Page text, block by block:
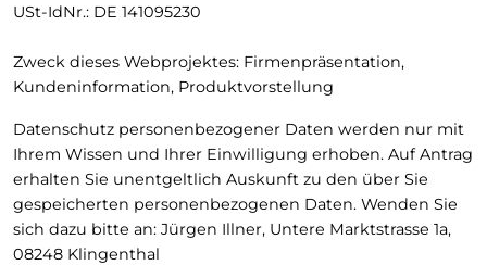
USt-IdNr.: DE 141095230
Zweck dieses Webprojektes: Firmenpräsentation,
Kundeninformation, Produktvorstellung
Datenschutz personenbezogener Daten werden nur mit
Ihrem Wissen und Ihrer Einwilligung erhoben. Auf Antrag
erhalten Sie unentgeltlich Auskunft zu den über Sie
gespeicherten personenbezogenen Daten. Wenden Sie
sich dazu bitte an: Jürgen Illner, Untere Marktstrasse 1a,
08248 Klingenthal